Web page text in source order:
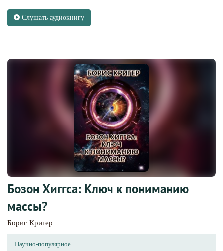
Слушать аудиокнигу
Бозон Хиггса: Ключ к пониманию
массы?
Борис Кригер
Научно-популярное